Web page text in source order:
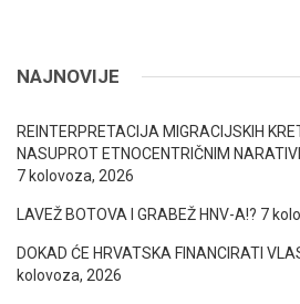
NAJNOVIJE
REINTERPRETACIJA MIGRACIJSKIH
NASUPROT ETNOCENTRIČNIM
7 kolovoza, 2026
LAVEŽ BOTOVA I GRABEŽ HNV-A!? 7
DOKAD ĆE HRVATSKA FINANCIRATI
kolovoza, 2026